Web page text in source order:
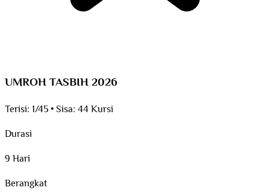
UMROH TASBIH 2026
Terisi: 1/45•Sisa: 44 Kursi
Durasi
9 Hari
Berangkat